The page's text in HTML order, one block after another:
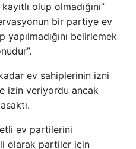
olup olmadığını”
bir partiye ev
belirlemek
ev sahiplerinin izni
izin veriyordu ancak
ev partilerini
olarak partiler için